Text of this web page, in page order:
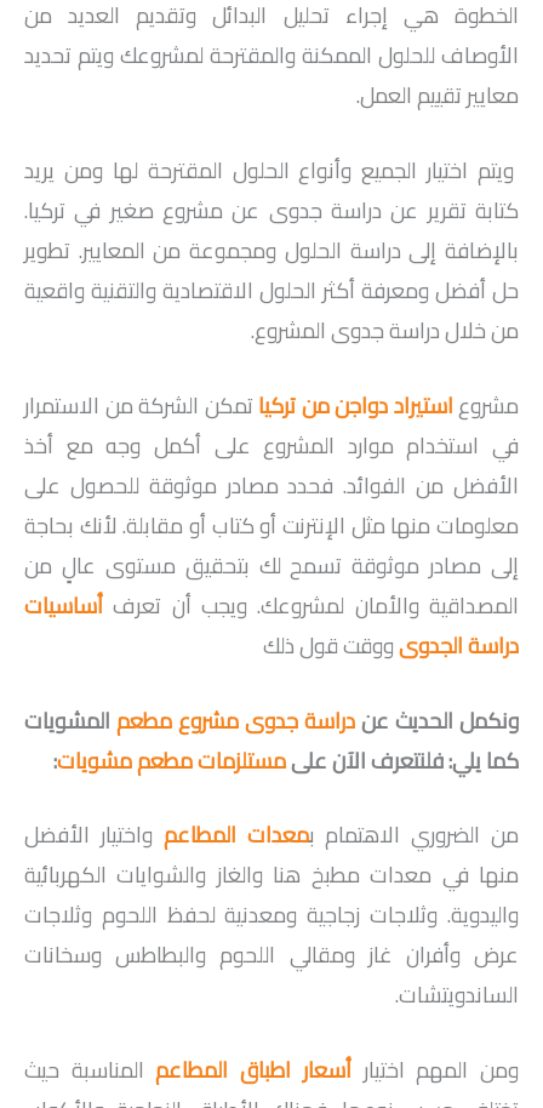
الخطوة هي إجراء تحليل البدائل وتقديم العديد من
الأوصاف للحلول الممكنة والمقترحة لمشروعك ويتم تحديد
معايير تقييم العمل.
ويتم اختيار الجميع وأنواع الحلول المقترحة لها ومن يريد
كتابة تقرير عن دراسة جدوى عن مشروع صغير في تركيا.
بالإضافة إلى دراسة الحلول ومجموعة من المعايير. تطوير
حل أفضل ومعرفة أكثر الحلول الاقتصادية والتقنية واقعية
من خلال دراسة جدوى المشروع.
مشروعاستيراد دواجن من تركياتمكن الشركة من الاستمرار
في استخدام موارد المشروع على أكمل وجه مع أخذ
الأفضل من الفوائد. فحدد مصادر موثوقة للحصول على
معلومات منها مثل الإنترنت أو كتاب أو مقابلة. لأنك بحاجة
إلى مصادر موثوقة تسمح لك بتحقيق مستوى عالٍ من
المصداقية والأمان لمشروعك. ويجب أن تعرفأساسيات
دراسة الجدوىووقت قول ذلك
ونكمل الحديث عندراسة جدوى مشروع مطعمالمشويات
كما يلي: فلنتعرف الآن علىمستلزمات مطعم مشويات:
من الضروري الاهتمام بمعدات المطاعم واختيار الأفضل
منها في معدات مطبخ هنا والغاز والشوايات الكهربائية
واليدوية. وثلاجات زجاجية ومعدنية لحفظ اللحوم وثلاجات
عرض وأفران غاز ومقالي اللحوم والبطاطس وسخانات
الساندويتشات.
ومن المهم اختيار أسعار اطباق المطاعم المناسبة حيث